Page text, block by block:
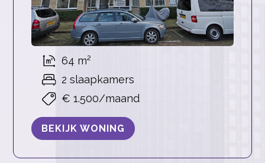
64 m²
2 slaapkamers
€ 1.500/maand
BEKIJK WONING